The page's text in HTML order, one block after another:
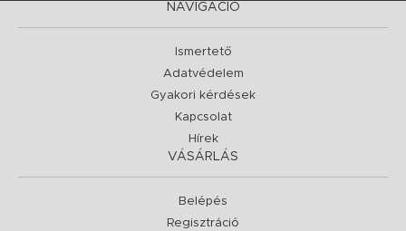
NAVIGÁCIÓ
Ismertető
Adatvédelem
Gyakori kérdések
Kapcsolat
Hírek
VÁSÁRLÁS
Belépés
Regisztráció